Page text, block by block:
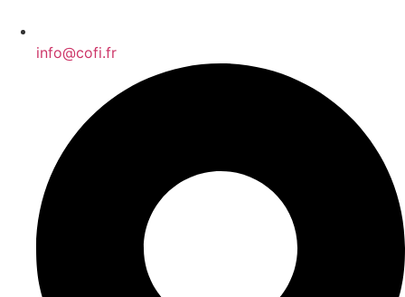
info@cofi.fr